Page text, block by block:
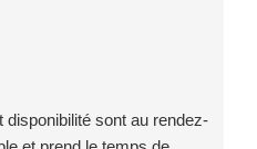
sont au rendez-